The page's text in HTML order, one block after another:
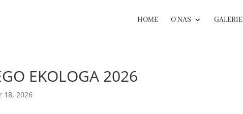
HOME O NAS GALERIE
EKOLOGA 2026
18, 2026